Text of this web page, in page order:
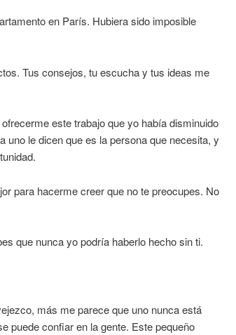
en París. Hubiera sido imposible
Tus consejos, tu escucha y tus ideas me
este trabajo que yo había disminuido
uno le dicen que es la persona que necesita, y
para hacerme creer que no te preocupes. No
que nunca yo podría haberlo hecho sin ti.
más me parece que uno nunca está
puede confiar en la gente. Este pequeño